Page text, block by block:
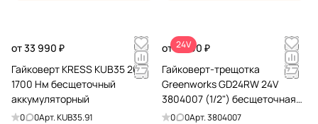
от 33 990 ₽
Гайковерт KRESS KUB35 20V
1700 Нм бесщеточный
аккумуляторный
0 0Арт.KUB35.91
24V
от 9 990 ₽
Гайковерт-трещотка
Greenworks GD24RW 24V
3804007 (1/2") бесщеточная
аккумуляторная
0 0Арт.3804007